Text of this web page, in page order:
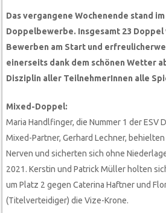
Das vergangene Wochenende stand
Doppelbewerbe. Insgesamt 23 Doppel
Bewerben am Start und
einerseits dank dem schönen Wetter
Disziplin aller TeilnehmerInnen alle
Mixed-Doppel:
Maria Handlfinger, die Nummer 1 der ESV
Mixed-Partner, Gerhard Lechner,
Nerven und sicherten sich ohne
2021. Kerstin und Patrick Müller holten
um Platz 2 gegen Caterina Haftner und
(Titelverteidiger) die Vize-Krone.